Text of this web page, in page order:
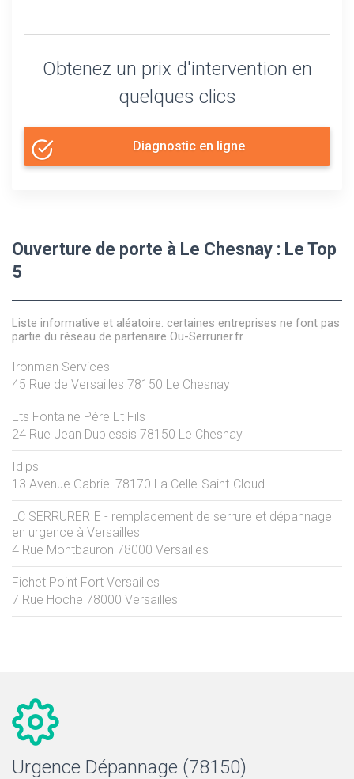
Obtenez un prix d'intervention en
quelques clics
Diagnostic en ligne
Ouverture de porte à Le Chesnay : Le Top
5
Liste informative et aléatoire: certaines entreprises ne font pas
partie du réseau de partenaire Ou-Serrurier.fr
Ironman Services
45 Rue de Versailles 78150 Le Chesnay
Ets Fontaine Père Et Fils
24 Rue Jean Duplessis 78150 Le Chesnay
Idips
13 Avenue Gabriel 78170 La Celle-Saint-Cloud
LC SERRURERIE - remplacement de serrure et dépannage
en urgence à Versailles
4 Rue Montbauron 78000 Versailles
Fichet Point Fort Versailles
7 Rue Hoche 78000 Versailles
Urgence Dépannage (78150)